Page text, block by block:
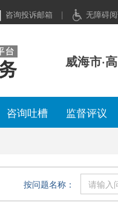
咨询投诉邮箱 | 无障碍
威海市·
咨询吐槽 监督评议
按问题名称：